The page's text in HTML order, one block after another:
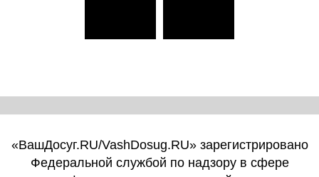
«ВашДосуг.RU/VashDosug.RU» зарегистрировано
Федеральной службой по надзору в сфере